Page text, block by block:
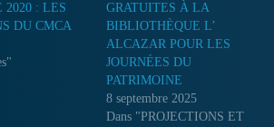
2020 : LES
DU CMCA
GRATUITES À LA
BIBLIOTHÈQUE L’
ALCAZAR POUR LES
JOURNÉES DU
PATRIMOINE
8 septembre 2025
Dans "PROJECTIONS ET